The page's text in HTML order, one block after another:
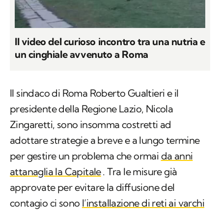
Il video del curioso incontro tra una nutria e
un cinghiale avvenuto a Roma
Il sindaco di Roma Roberto Gualtieri e il
presidente della Regione Lazio, Nicola
Zingaretti, sono insomma costretti ad
adottare strategie a breve e a lungo termine
per gestire un problema che ormai da anni
attanaglia la Capitale. Tra le misure già
approvate per evitare la diffusione del
contagio ci sono l’installazione di reti ai varchi